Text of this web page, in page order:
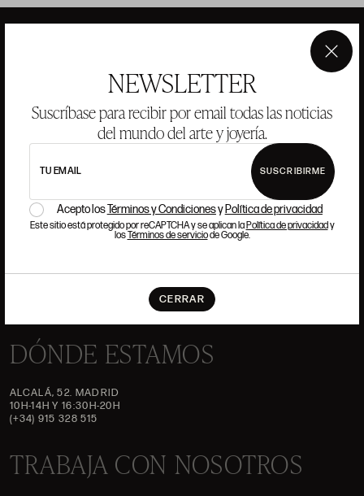
NEWSLETTER
Suscríbase para recibir por email todas las noticias
del mundo del arte y joyería.
TU EMAIL SUSCRIBIRME
Acepto losTérminos y Condicionesy Política de privacidad
Este sitio está protegido por reCAPTCHA y se aplican laPolítica de privacidady
losTérminos de serviciode Google.
CERRAR
×
ANSORENA
ANSORENA
EQUIPO
SUBASTAS
VALORACIONES
PREGUNTAS FRECUENTES
DÓNDE ESTAMOS
ALCALÁ, 52. MADRID
10H-14H Y 16:30H-20H
(+34) 915 328 515
TRABAJA CON NOSOTROS